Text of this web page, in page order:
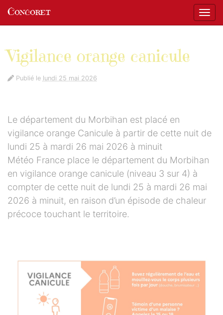
Concoret
Vigilance orange canicule
Publié le lundi 25 mai 2026
Le département du Morbihan est placé en
vigilance orange Canicule à partir de cette nuit de
lundi 25 à mardi 26 mai 2026 à minuit
Météo France place le département du Morbihan
en vigilance orange canicule (niveau 3 sur 4) à
compter de cette nuit de lundi 25 à mardi 26 mai
2026 à minuit, en raison d’un épisode de chaleur
précoce touchant le territoire.
Panneau de gestion des cookies